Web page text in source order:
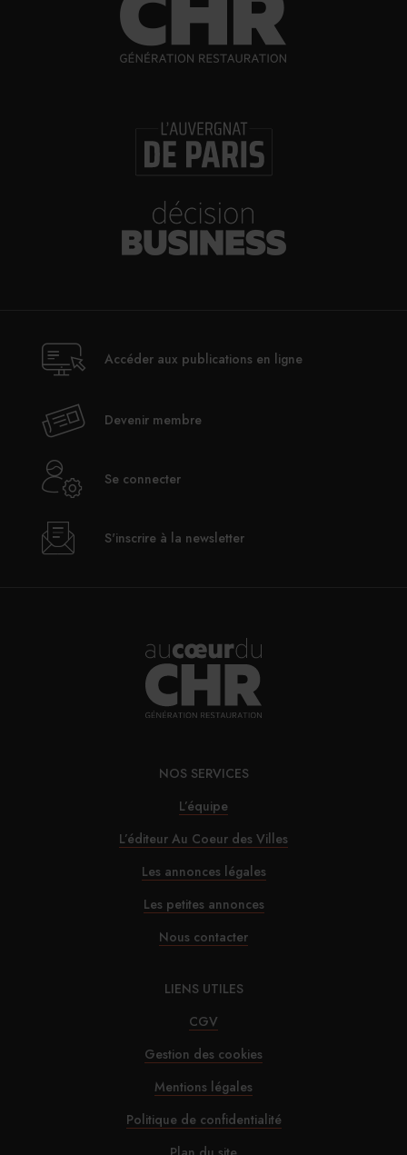
Accéder aux publications en ligne
Devenir membre
Se connecter
S'inscrire à la newsletter
NOS SERVICES
L’équipe
L’éditeur Au Coeur des Villes
Les annonces légales
Les petites annonces
Nous contacter
LIENS UTILES
CGV
Gestion des cookies
Mentions légales
Politique de confidentialité